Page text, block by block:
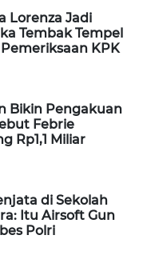
Lorenza Jadi
Tembak Tempel
KPK
Bikin Pengakuan
Febrie
Rp1,1 Miliar
di Sekolah
Itu Airsoft Gun
Polri